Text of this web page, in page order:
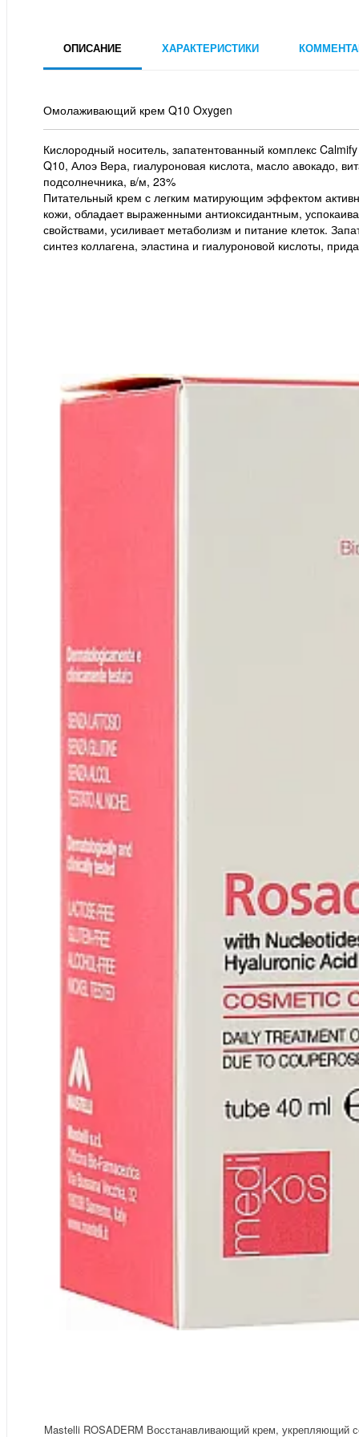
ОПИСАНИЕ ХАРАКТЕРИСТИКИ
Омолаживающий крем Q10 Oxygen
Кислородный носитель, запатентованный комплекс
Q10, Алоэ Вера, гиалуроновая кислота, масло авокадо,
подсолнечника, в/м, 23%
Питательный крем с легким матирующим эффектом
кожи, обладает выраженными антиоксидантным,
свойствами, усиливает метаболизм и питание клеток.
синтез коллагена, эластина и гиалуроновой кислоты,
Mastelli ROSADERM Восстанавливающий крем, укрепляющий